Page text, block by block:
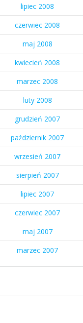
lipiec 2008
czerwiec 2008
maj 2008
kwiecień 2008
marzec 2008
luty 2008
grudzień 2007
październik 2007
wrzesień 2007
sierpień 2007
lipiec 2007
czerwiec 2007
maj 2007
marzec 2007